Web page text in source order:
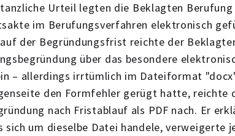
Urteil legten die Beklagten Berufung
im Berufungsverfahren elektronisch
der Begründungsfrist reichte der
über das besondere
– allerdings irrtümlich im Dateiformat
den Formfehler gerügt hatte, reichte
nach Fristablauf als PDF nach. Er
sich um dieselbe Datei handele, verweigerte